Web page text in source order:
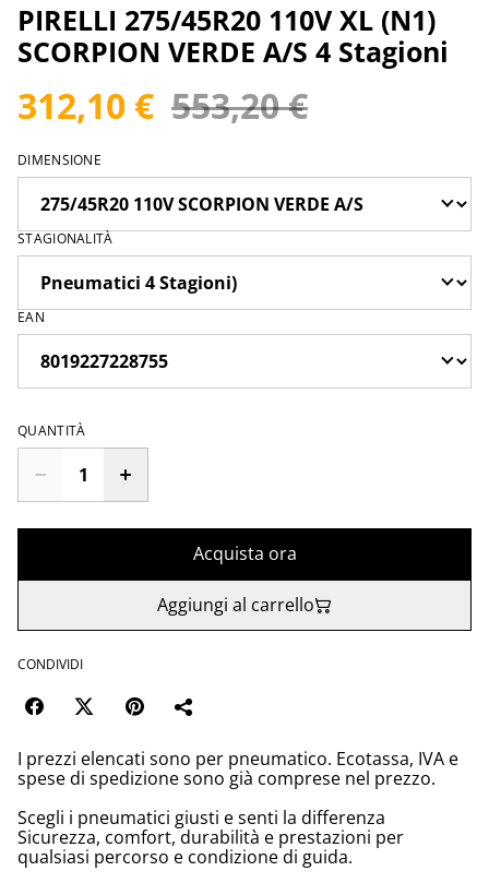
PIRELLI 275/45R20 110V XL (N1)
SCORPION VERDE A/S 4 Stagioni
312,10 € 553,20 €
DIMENSIONE
STAGIONALITÀ
EAN
QUANTITÀ
Acquista ora
Aggiungi al carrello
CONDIVIDI
I prezzi elencati sono per pneumatico. Ecotassa, IVA e
spese di spedizione sono già comprese nel prezzo.
Scegli i pneumatici giusti e senti la differenza
Sicurezza, comfort, durabilità e prestazioni per
qualsiasi percorso e condizione di guida.